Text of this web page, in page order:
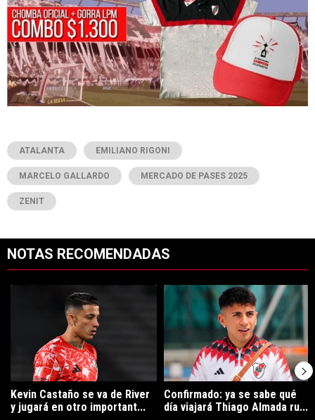
ATALANTA EMILIANO RIGONI
MARCELO GALLARDO MERCADO DE PASES 2025
ZENIT
NOTAS RECOMENDADAS
Un artículo de tendencia con el título "Kevin Castaño se va de
Kevin Castaño se va de River
y jugará en otro important...
Un artículo de tendencia con el
Confirmado: ya se sabe qué
día viajará Thiago Almada ru...